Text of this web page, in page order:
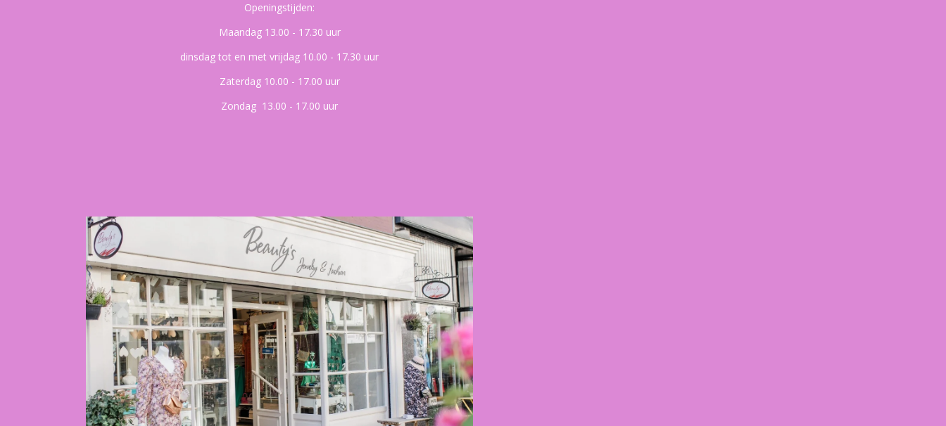
Openingstijden:
Maandag 13.00 - 17.30 uur
dinsdag tot en met vrijdag 10.00 - 17.30 uur
Zaterdag 10.00 - 17.00 uur
Zondag 13.00 - 17.00 uur